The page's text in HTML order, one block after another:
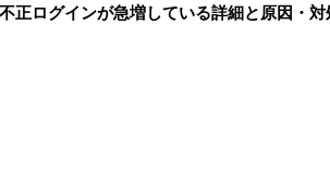
正ログインが急増している詳細と原因・